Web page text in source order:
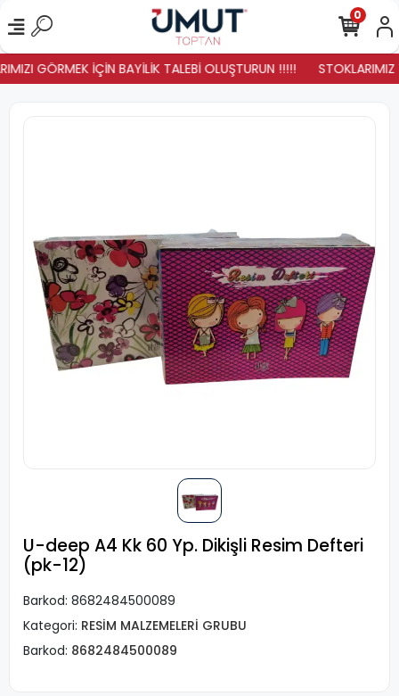
GÖRMEK İÇİN BAYİLİK TALEBİ OLUŞTURUN !!!!! STOKLARIMIZ
0
U-deep A4 Kk 60 Yp. Dikişli Resim Defteri
(pk-12)
Barkod: 8682484500089
Kategori: RESİM MALZEMELERİ GRUBU
Barkod: 8682484500089